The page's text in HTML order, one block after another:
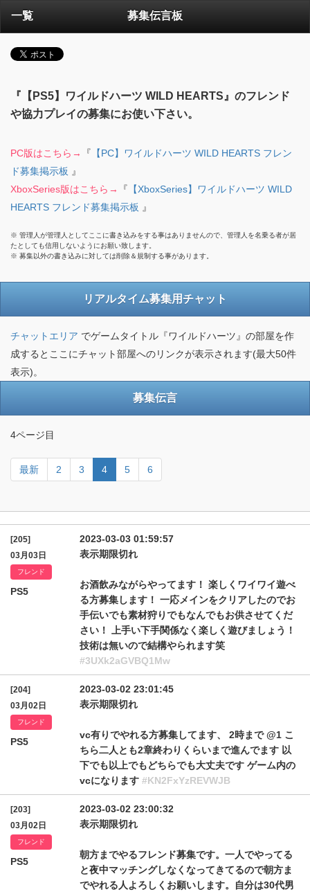
一覧 募集伝言板
『【PS5】ワイルドハーツ WILD HEARTS』のフレンド
や協力プレイの募集にお使い下さい。
PC版はこちら→ 『 【PC】ワイルドハーツ WILD HEARTS フレン
ド募集掲示板 』
XboxSeries版はこちら→
『 【XboxSeries】ワイルドハーツ WILD
HEARTS フレンド募集掲示板 』
※ 管理人が管理人としてここに書き込みをする事はありませんので、管理人を名乗る者が居
たとしても信用しないようにお願い致します。
※ 募集以外の書き込みに対しては削除＆規制する事があります。
リアルタイム募集用チャット
チャットエリア でゲームタイトル『ワイルドハーツ』の部屋を作
成するとここにチャット部屋へのリンクが表示されます(最大50件
表示)。
募集伝言
4ページ目
最新 2 3 4 5 6
[205]
03月03日
フレンド
PS5
2023-03-03 01:59:57
表示期限切れ
お酒飲みながらやってます！ 楽しくワイワイ遊べ
る方募集します！ 一応メインをクリアしたのでお
手伝いでも素材狩りでもなんでもお供させてくだ
さい！ 上手い下手関係なく楽しく遊びましょう！
技術は無いので結構やられます笑
#3UXk2aGVBQ1Mw
[204]
03月02日
フレンド
PS5
2023-03-02 23:01:45
表示期限切れ
vc有りでやれる方募集してます、 2時まで @1 こ
ちら二人とも2章終わりくらいまで進んでます 以
下でも以上でもどちらでも大丈夫です ゲーム内の
vcになります #KN2FxYzREVWJB
[203]
03月02日
フレンド
PS5
2023-03-02 23:00:32
表示期限切れ
朝方までやるフレンド募集です。一人でやってる
と夜中マッチングしなくなってきてるので朝方ま
でやれる人よろしくお願いします。自分は30代男